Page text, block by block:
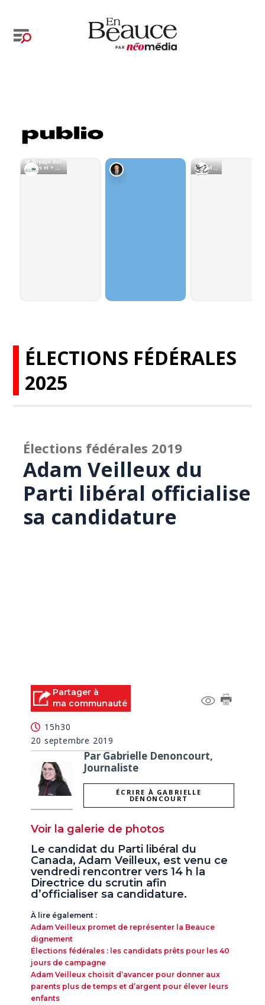
ÉLECTIONS FÉDÉRALES
2025
Élections fédérales 2019
Adam Veilleux du
Parti libéral officialise
sa candidature
Partager à
ma communauté
15h30
20 septembre 2019
Par Gabrielle Denoncourt,
Journaliste
ÉCRIRE À GABRIELLE
DENONCOURT
Voir la galerie de photos
Le candidat du Parti libéral du
Canada, Adam Veilleux, est venu ce
vendredi rencontrer vers 14 h la
Directrice du scrutin afin
d’officialiser sa candidature.
À lire également :
Adam Veilleux promet de représenter la Beauce
dignement​
Élections fédérales : les candidats prêts pour les 40
jours de campagne​
Adam Veilleux choisit d’avancer pour donner aux
parents plus de temps et d’argent pour élever leurs
enfants